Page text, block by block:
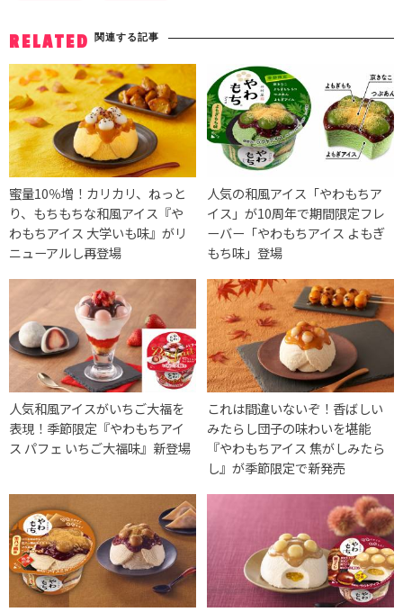
RELATED 関連する記事
蜜量10％増！カリカリ、ねっと
り、もちもちな和風アイス『や
わもちアイス 大学いも味』がリ
ニューアルし再登場
人気の和風アイス「やわもちア
イス」が10周年で期間限定フレ
ーバー「やわもちアイス よもぎ
もち味」登場
人気和風アイスがいちご大福を
表現！季節限定『やわもちアイ
ス パフェ いちご大福味』新登場
これは間違いないぞ！香ばしい
みたらし団子の味わいを堪能
『やわもちアイス 焦がしみたら
し』が季節限定で新発売